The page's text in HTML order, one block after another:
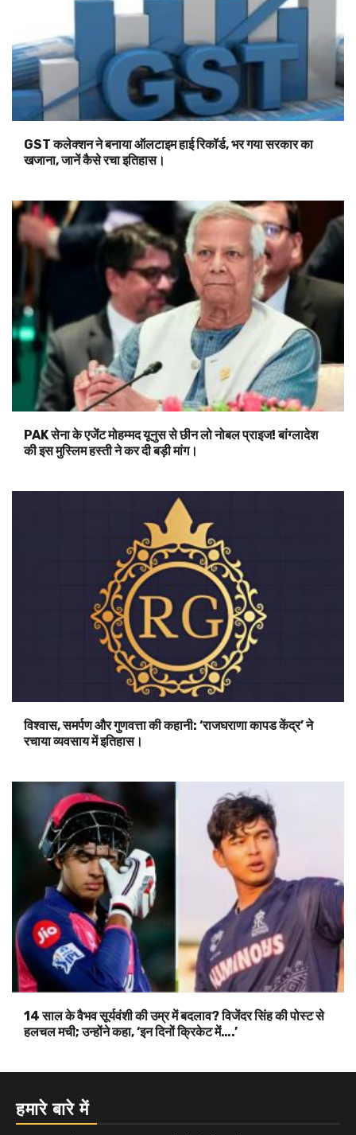
GST कलेक्शन ने बनाया ऑलटाइम हाई रिकॉर्ड, भर गया सरकार का
खजाना, जानें कैसे रचा इतिहास।
PAK सेना के एजेंट मोहम्मद यूनुस से छीन लो नोबल प्राइज! बांग्लादेश
की इस मुस्लिम हस्ती ने कर दी बड़ी मांग।
विश्वास, समर्पण और गुणवत्ता की कहानी: ‘राजघराणा कापड केंद्र’ ने
रचाया व्यवसाय में इतिहास।
14 साल के वैभव सूर्यवंशी की उम्र में बदलाव? विजेंदर सिंह की पोस्ट से
हलचल मची; उन्होंने कहा, ‘इन दिनों क्रिकेट में….’
हमारे बारे में